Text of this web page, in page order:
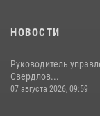
НОВОСТИ
Руководитель
Свердлов...
07 августа 2026, 09:59